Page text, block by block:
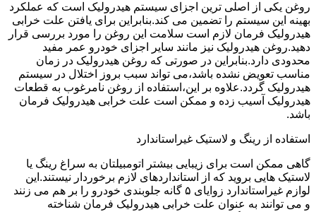
روغن یکی از اصلی ترین اجزای سیستم هیدرولیک است که عملکرد
بهینه این سیستم را تضمین می کند.بنابراین برای یافتن علت خرابی
هیدرولیک فرمان لازم است سلامت این روغن را مورد بررسی قرار
دهید.روغن هیدرولیک نیز مانند سایر اجزای خودرو عمر مفید
محدودی دارد.بنابراین در صورتی که روغن هیدرولیک در زمان
مناسب تعویض نشده باشد،می تواند سبب بروز اختلال در سیستم
هیدرولیک گردد.علاوه بر این،استفاده از روغن نامرغوب به قطعات
هیدرولیک آسیب زده و ممکن است علت خرابی هیدرولیک فرمان
باشد.
استفاده از رینگ و لاستیک غیراستاندارد
گاهی ممکن است برای زیبایی بیشتر اتومبیلتان به سراغ رینگ یا
لاستیک هایی بروید که از استانداردهای لازم برخوردار نیستند.این
لوازم غیراستاندارد زوایای ۵ گانه جلوبندی خودرو را بر هم می زنند
و می توانند به عنوان علت خرابی هیدرولیک فرمان شناخته